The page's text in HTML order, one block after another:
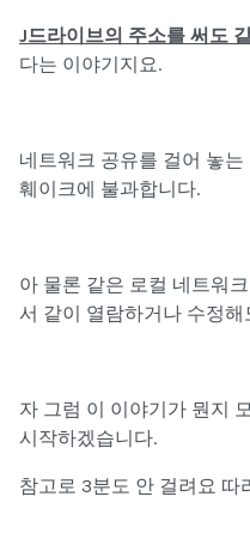
J드라이브의 주소를 써도
다는 이야기지요.
네트워크 공유를 걸어 놓
훼이크에 불과합니다.
아 물론 같은 로컬 네트워
서 같이 열람하거나 수정해
자 그럼 이 이야기가 뭔지
시작하겠습니다.
참고로 3분도 안 걸려요 따